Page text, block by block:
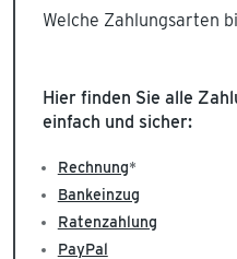
Welche Zahlungsarten
Hier finden Sie alle
einfach und sicher:
Rechnung*
Bankeinzug
Ratenzahlung
PayPal